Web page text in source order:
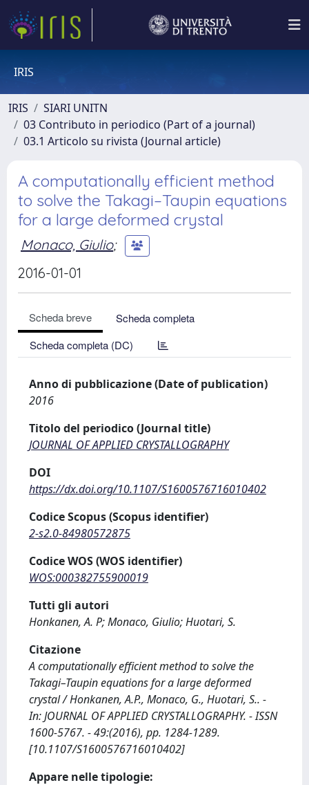
IRIS
IRIS
SIARI UNITN
03 Contributo in periodico (Part of a journal)
03.1 Articolo su rivista (Journal article)
A computationally efficient method
to solve the Takagi–Taupin equations
for a large deformed crystal
Monaco, Giulio;
2016-01-01
Scheda breve
Scheda completa
Scheda completa (DC)
Anno di pubblicazione (Date of publication)
2016
Titolo del periodico (Journal title)
JOURNAL OF APPLIED CRYSTALLOGRAPHY
DOI
https://dx.doi.org/10.1107/S1600576716010402
Codice Scopus (Scopus identifier)
2-s2.0-84980572875
Codice WOS (WOS identifier)
WOS:000382755900019
Tutti gli autori
Honkanen, A. P; Monaco, Giulio; Huotari, S.
Citazione
A computationally efficient method to solve the
Takagi–Taupin equations for a large deformed
crystal / Honkanen, A.P., Monaco, G., Huotari, S.. -
In: JOURNAL OF APPLIED CRYSTALLOGRAPHY. - ISSN
1600-5767. - 49:(2016), pp. 1284-1289.
[10.1107/S1600576716010402]
Appare nelle tipologie: